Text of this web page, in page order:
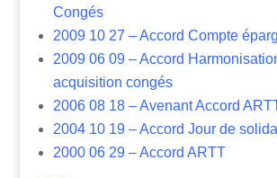
Congés
2009 10 27 – Accord Compte
2009 06 09 – Accord
acquisition congés
2006 08 18 – Avenant Accord
2004 10 19 – Accord Jour de
2000 06 29 – Accord ARTT